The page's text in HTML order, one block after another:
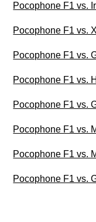
Pocophone F1 vs.
Pocophone F1 vs.
Pocophone F1 vs.
Pocophone F1 vs.
Pocophone F1 vs.
Pocophone F1 vs.
Pocophone F1 vs.
Pocophone F1 vs.